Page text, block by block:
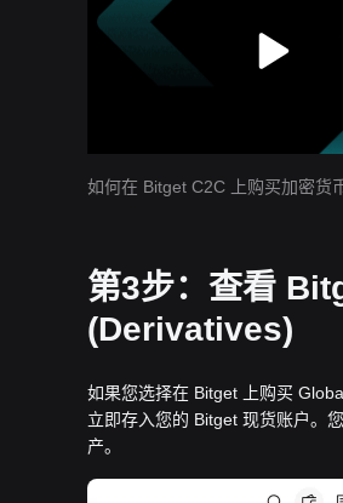
如何在 Bitget C2C 上购买加密货
第3步：查看
(Derivatives)
如果您选择在 Bitget 上购买
立即存入您的 Bitget 现货账户。
产。